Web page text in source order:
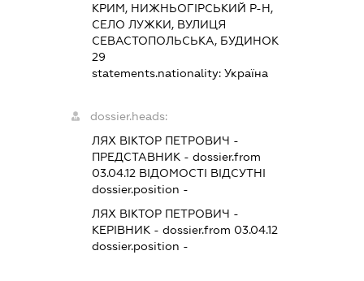
КРИМ, НИЖНЬОГІРСЬКИЙ Р-Н,
СЕЛО ЛУЖКИ, ВУЛИЦЯ
СЕВАСТОПОЛЬСЬКА, БУДИНОК
29
statements.nationality:Україна
dossier.heads:
ЛЯХ ВІКТОР ПЕТРОВИЧ -
ПРЕДСТАВНИК - dossier.from
03.04.12 ВІДОМОСТІ ВІДСУТНІ
dossier.position -
ЛЯХ ВІКТОР ПЕТРОВИЧ -
КЕРІВНИК - dossier.from 03.04.12
dossier.position -